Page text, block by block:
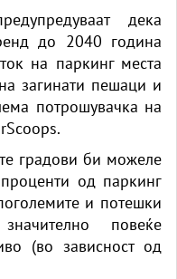
дека
до 2040 година
на паркинг места
загинати пешаци и
потрошувачка на
градови би можеле
од паркинг
и потешки
повеќе
(во зависност од